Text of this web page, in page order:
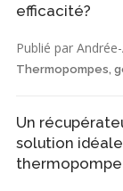
efficacité?
Publié par
Thermopompes,
Un
solution